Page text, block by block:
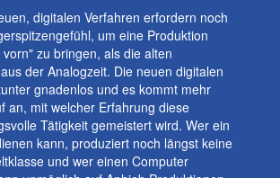
digitalen Verfahren erfordern noch
um eine Produktion
vorn" zu bringen, als die alten
der Analogzeit. Die neuen digitalen
gnadenlos und es kommt mehr
an, mit welcher Erfahrung diese
Tätigkeit gemeistert wird. Wer ein
kann, produziert noch längst keine
und wer einen Computer